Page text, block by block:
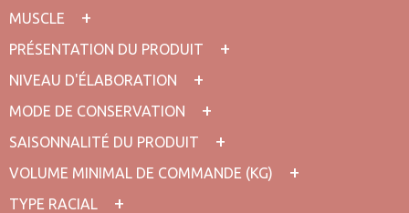
MUSCLE
PRÉSENTATION DU PRODUIT
NIVEAU D'ÉLABORATION
MODE DE CONSERVATION
SAISONNALITÉ DU PRODUIT
VOLUME MINIMAL DE COMMANDE (KG)
TYPE RACIAL